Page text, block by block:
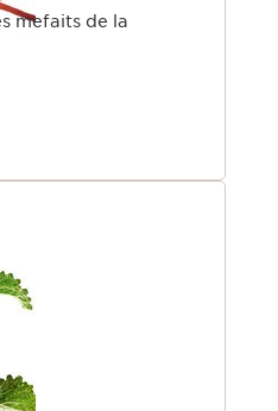
mefaits de la